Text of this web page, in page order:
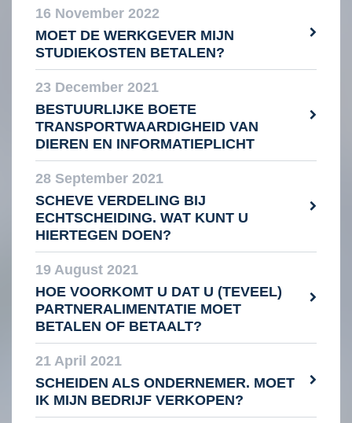
16 November 2022
MOET DE WERKGEVER MIJN
STUDIEKOSTEN BETALEN?
23 December 2021
BESTUURLIJKE BOETE
TRANSPORTWAARDIGHEID VAN
DIEREN EN INFORMATIEPLICHT
28 September 2021
SCHEVE VERDELING BIJ
ECHTSCHEIDING. WAT KUNT U
HIERTEGEN DOEN?
19 August 2021
HOE VOORKOMT U DAT U (TEVEEL)
PARTNERALIMENTATIE MOET
BETALEN OF BETAALT?
21 April 2021
SCHEIDEN ALS ONDERNEMER. MOET
IK MIJN BEDRIJF VERKOPEN?